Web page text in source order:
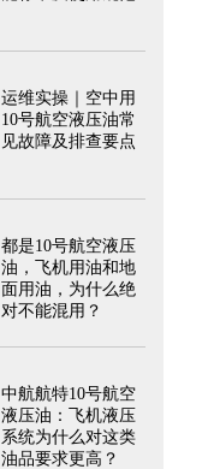
运维实操｜空中用
10号航空液压油常
见故障及排查要点
都是10号航空液压
油，飞机用油和地
面用油，为什么绝
对不能混用？
中航航特10号航空
液压油：飞机液压
系统为什么对这类
油品要求更高？